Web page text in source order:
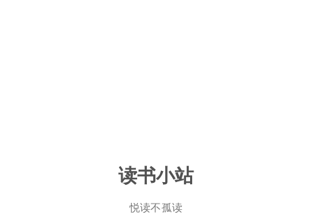
读书小站
悦读不孤读